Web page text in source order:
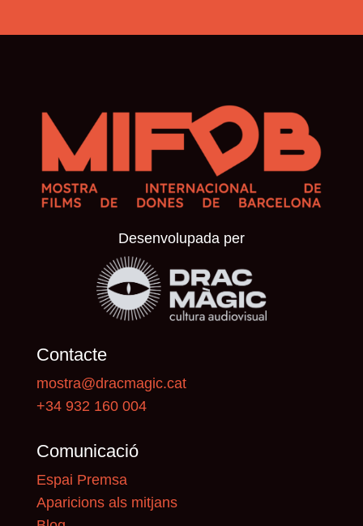
Desenvolupada per
Contacte
mostra@dracmagic.cat
+34 932 160 004
Comunicació
Espai Premsa
Aparicions als mitjans